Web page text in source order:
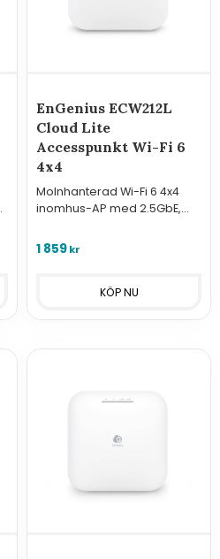
EnGenius ECW212L
Cloud Lite
Accesspunkt Wi-Fi 6
4x4
Molnhanterad Wi-Fi 6 4x4
inomhus-AP med 2.5GbE,
WPA3. Upp till 2400/1148
1 859kr